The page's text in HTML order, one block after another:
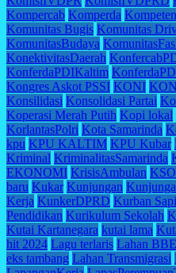
Kompercab Komperda
Komunitas Bugis Komunitas
KomunitasBudaya
KonektivitasDaerah
KonferdaPDIKaltim
Kongres Askot PSSI KONI
Konsilidasi Konsolidasi Partai
Koperasi Merah Putih Kopi lokal
KorlantasPolri Kota Samarinda
kpu KPU KALTIM KPU Kubar
Kriminal KriminalitasSamarinda
EKONOMI KrisisAmbulan
baru Kukar Kunjungan
Kerja KunkerDPRD Kurban Sapi
Pendidikan Kurikulum Sekolah
Kutai Kartanegara kutai lama
hit 2024 Lagu terlaris Lahan BBE
eks tambang Lahan Transmigrasi